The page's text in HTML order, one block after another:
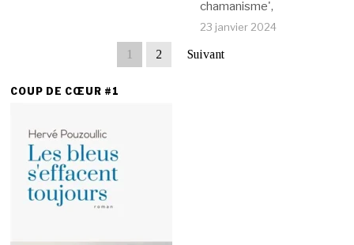
chamanisme',
23 janvier 2024
1 2 Suivant
COUP DE CŒUR #1